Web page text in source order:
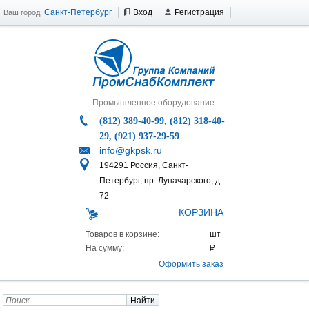
Ваш город: Санкт-Петербург Вход Регистрация
Промышленное оборудование
(812) 389-40-99, (812) 318-40-
29, (921) 937-29-59
info@gkpsk.ru
194291 Россия, Санкт-
Петербург, пр. Луначарского, д.
72
КОРЗИНА
Товаров в корзине:
На сумму:
Оформить заказ
Найти